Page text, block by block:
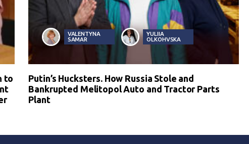
to
VALENTYNA
SAMAR
YULIIA
OLKOHVSKA
Putin’s Hucksters. How Russia Stole and
Bankrupted Melitopol Auto and Tractor Parts
Plant